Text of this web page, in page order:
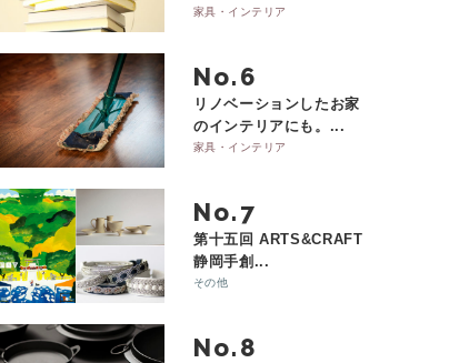
家具・インテリア
No.
リノベーションしたお家
のインテリアにも。...
家具・インテリア
No.
第十五回 ARTS&CRAFT
静岡手創...
その他
No.